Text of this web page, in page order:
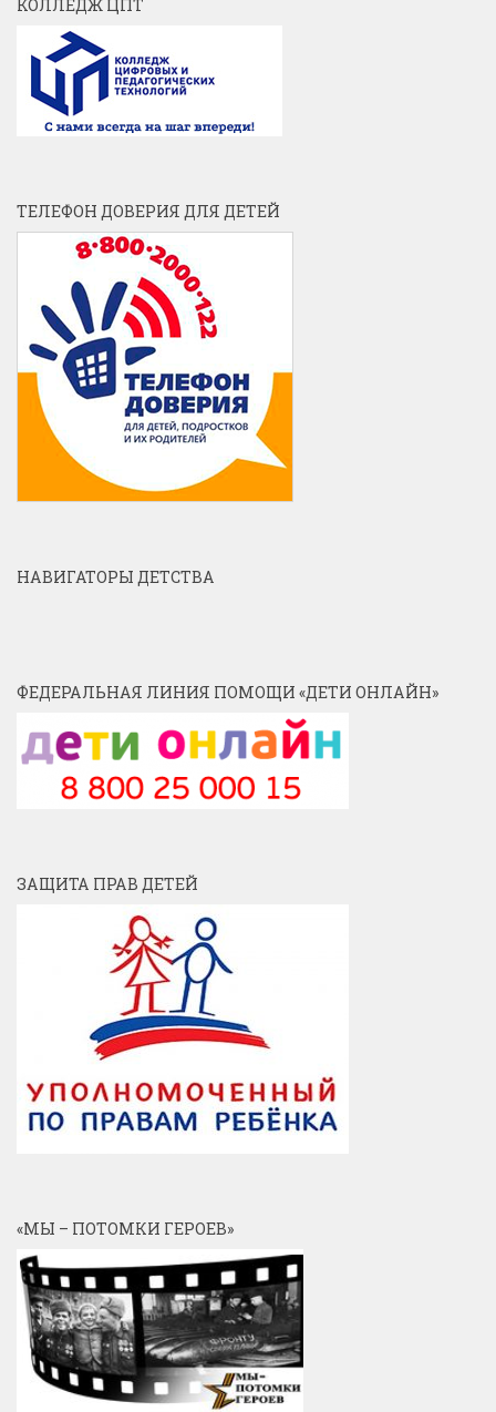
КОЛЛЕДЖ ЦПТ
ТЕЛЕФОН ДОВЕРИЯ ДЛЯ ДЕТЕЙ
НАВИГАТОРЫ ДЕТСТВА
ФЕДЕРАЛЬНАЯ ЛИНИЯ ПОМОЩИ «ДЕТИ ОНЛАЙН»
ЗАЩИТА ПРАВ ДЕТЕЙ
«МЫ – ПОТОМКИ ГЕРОЕВ»